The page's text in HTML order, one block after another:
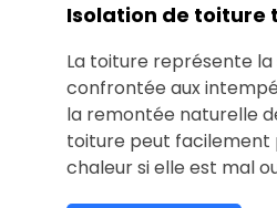
Isolation de toiture
La toiture représente
confrontée aux
la remontée naturelle
toiture peut facilement
chaleur si elle est mal